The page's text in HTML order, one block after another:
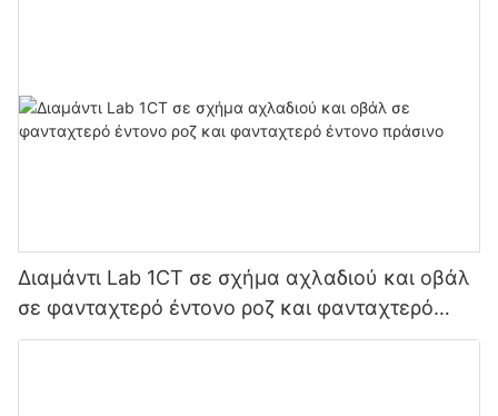
Διαμάντι Lab 1CT σε σχήμα αχλαδιού και οβάλ
σε φανταχτερό έντονο ροζ και φανταχτερό
έντονο πράσινο